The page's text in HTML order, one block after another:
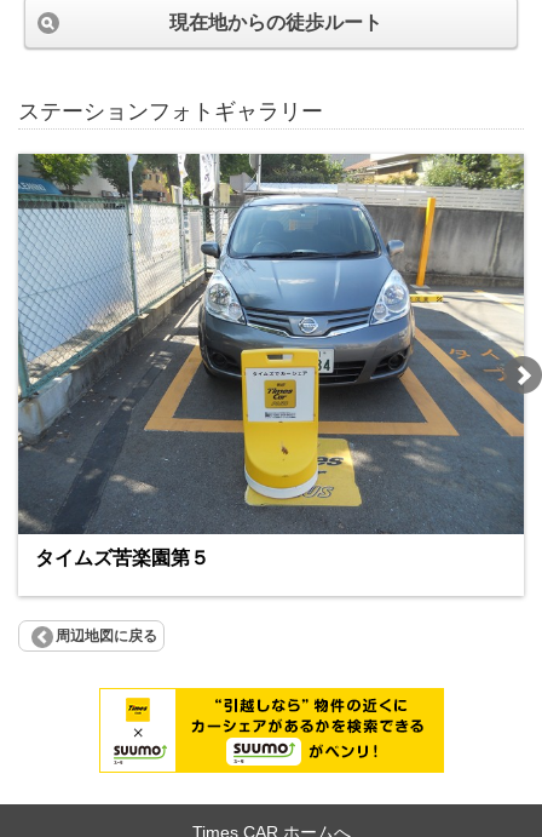
現在地からの徒歩ルート
ステーションフォトギャラリー
タイムズ苦楽園第５
周辺地図に戻る
Times CAR ホームへ